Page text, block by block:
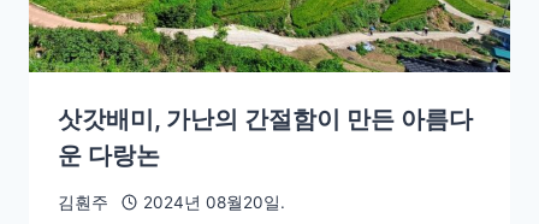
삿갓배미, 가난의 간절함이 만든 아름다
운 다랑논
김훤주 2024년 08월20일.